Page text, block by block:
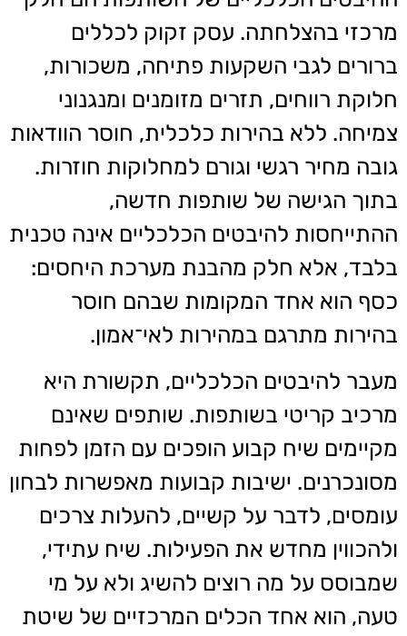
מרכזי בהצלחתה. עסק זקוק לכללים
ברורים לגבי השקעות פתיחה, משכורות,
חלוקת רווחים, תזרים מזומנים ומנגנוני
צמיחה. ללא בהירות כלכלית, חוסר הוודאות
גובה מחיר רגשי וגורם למחלוקות חוזרות.
בתוך הגישה של שותפות חדשה,
ההתייחסות להיבטים הכלכליים אינה טכנית
בלבד, אלא חלק מהבנת מערכת היחסים:
כסף הוא אחד המקומות שבהם חוסר
בהירות מתרגם במהירות לאי־אמון.
מעבר להיבטים הכלכליים, תקשורת היא
מרכיב קריטי בשותפות. שותפים שאינם
מקיימים שיח קבוע הופכים עם הזמן לפחות
מסונכרנים. ישיבות קבועות מאפשרות לבחון
עומסים, לדבר על קשיים, להעלות צרכים
ולהכווין מחדש את הפעילות. שיח עתידי,
שמבוסס על מה רוצים להשיג ולא על מי
טעה, הוא אחד הכלים המרכזיים של שיטת